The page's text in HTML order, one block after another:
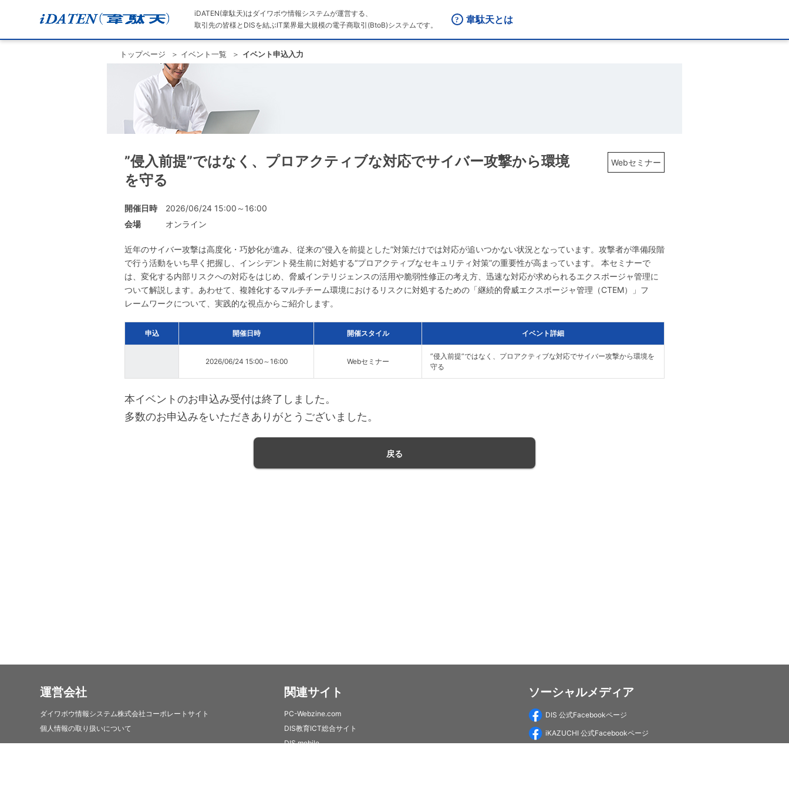
iDATEN(韋駄天)はダイワボウ情報システムが運営する、
取引先の皆様とDISを結ぶIT業界最大規模の電子商取引(BtoB)システムです。
韋駄天とは
トップページ イベント一覧 イベント申込入力
Webセミナー
”侵入前提”ではなく、プロアクティブな対応でサイバー攻撃から環境
を守る
開催日時
2026/06/24 15:00～16:00
会場
オンライン
近年のサイバー攻撃は高度化・巧妙化が進み、従来の“侵入を前提とした”対策だけでは対応が追いつかない状況となっています。攻撃者が準備段階
で行う活動をいち早く把握し、インシデント発生前に対処する“プロアクティブなセキュリティ対策”の重要性が高まっています。 本セミナーで
は、変化する内部リスクへの対応をはじめ、脅威インテリジェンスの活用や脆弱性修正の考え方、迅速な対応が求められるエクスポージャ管理に
ついて解説します。あわせて、複雑化するマルチチーム環境におけるリスクに対処するための「継続的脅威エクスポージャ管理（CTEM）」フ
レームワークについて、実践的な視点からご紹介します。
申込 開催日時 開催スタイル イベント詳細
2026/06/24 15:00～16:00 Webセミナー
”侵入前提”ではなく、プロアクティブな対応でサイバー攻撃から環境を
守る
本イベントのお申込み受付は終了しました。
多数のお申込みをいただきありがとうございました。
戻る
運営会社
ダイワボウ情報システム株式会社コーポレートサイト
個人情報の取り扱いについて
関連サイト
PC-Webzine.com
DIS教育ICT総合サイト
DIS mobile
ソーシャルメディア
DIS 公式Facebookページ
iKAZUCHI 公式Facebookページ